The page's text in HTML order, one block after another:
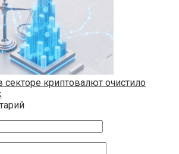
секторе криптовалют очистило